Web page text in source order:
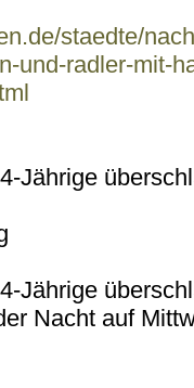
staedte/
und-radler-mit-
Jährige
Jährige
Nacht auf